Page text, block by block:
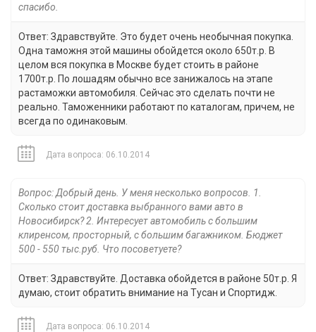
спасибо.
Ответ: Здравствуйте. Это будет очень необычная покупка.
Одна таможня этой машины обойдется около 650т.р. В
целом вся покупка в Москве будет стоить в районе
1700т.р. По лошадям обычно все занижалось на этапе
растаможки автомобиля. Сейчас это сделать почти не
реально. Таможенники работают по каталогам, причем, не
всегда по одинаковым.
Дата вопроса: 06.10.2014
Вопрос: Добрый день. У меня несколько вопросов. 1.
Сколько стоит доставка выбранного вами авто в
Новосибирск? 2. Интересует автомобиль с большим
клиренсом, просторный, с большим багажником. Бюджет
500 - 550 тыс.руб. Что посоветуете?
Ответ: Здравствуйте. Доставка обойдется в районе 50т.р. Я
думаю, стоит обратить внимание на Тусан и Спортидж.
Дата вопроса: 06.10.2014